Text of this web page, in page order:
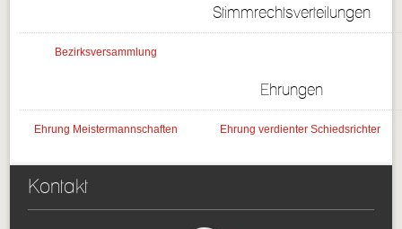
Stimmrechtsverteilungen
Bezirksversammlung
Ehrungen
Ehrung Meistermannschaften Ehrung verdienter Schiedsrichter
Kontakt